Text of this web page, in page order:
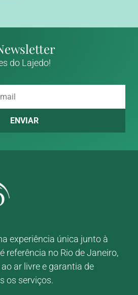
do Lajedo!
ENVIAR
experiência única junto à
referência no Rio de Janeiro,
ar livre e garantia de
os serviços.